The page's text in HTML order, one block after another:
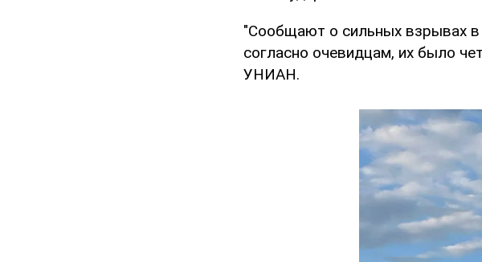
"Сообщают о сильных взрывах в
согласно очевидцам, их было
УНИАН.